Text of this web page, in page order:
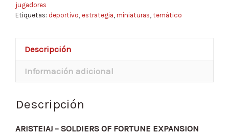
jugadores
Etiquetas: deportivo, estrategia, miniaturas, temático
Descripción
Información adicional
Descripción
ARISTEIA! – SOLDIERS OF FORTUNE EXPANSION